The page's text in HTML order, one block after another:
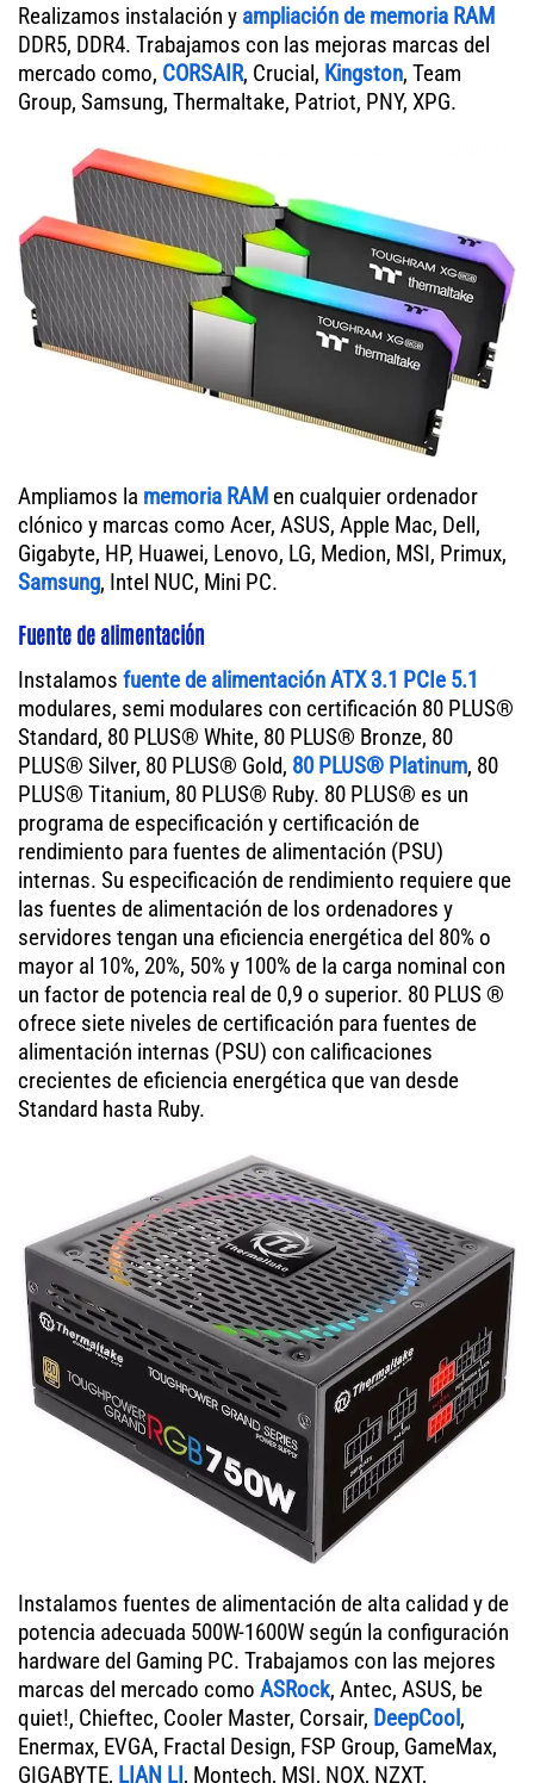
Realizamos instalación y ampliación de memoria RAM
DDR5, DDR4. Trabajamos con las mejoras marcas del
mercado como, CORSAIR, Crucial, Kingston, Team
Group, Samsung, Thermaltake, Patriot, PNY, XPG.
Ampliamos la memoria RAM en cualquier ordenador
clónico y marcas como Acer, ASUS, Apple Mac, Dell,
Gigabyte, HP, Huawei, Lenovo, LG, Medion, MSI, Primux,
Samsung, Intel NUC, Mini PC.
Fuente de alimentación
Instalamos fuente de alimentación ATX 3.1 PCIe 5.1
modulares, semi modulares con certificación 80 PLUS®
Standard, 80 PLUS® White, 80 PLUS® Bronze, 80
PLUS® Silver, 80 PLUS® Gold, 80 PLUS® Platinum, 80
PLUS® Titanium, 80 PLUS® Ruby. 80 PLUS® es un
programa de especificación y certificación de
rendimiento para fuentes de alimentación (PSU)
internas. Su especificación de rendimiento requiere que
las fuentes de alimentación de los ordenadores y
servidores tengan una eficiencia energética del 80% o
mayor al 10%, 20%, 50% y 100% de la carga nominal con
un factor de potencia real de 0,9 o superior. 80 PLUS ®
ofrece siete niveles de certificación para fuentes de
alimentación internas (PSU) con calificaciones
crecientes de eficiencia energética que van desde
Standard hasta Ruby.
Instalamos fuentes de alimentación de alta calidad y de
potencia adecuada 500W-1600W según la configuración
hardware del Gaming PC. Trabajamos con las mejores
marcas del mercado como ASRock, Antec, ASUS, be
quiet!, Chieftec, Cooler Master, Corsair, DeepCool,
Enermax, EVGA, Fractal Design, FSP Group, GameMax,
GIGABYTE, LIAN LI, Montech, MSI, NOX, NZXT,